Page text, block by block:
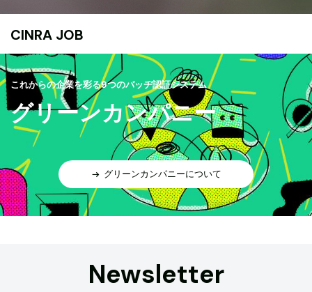
CINRA JOB
これからの企業を彩る9つのバッヂ認証システム
グリーンカンパニー
グリーンカンパニーについて
Newsletter